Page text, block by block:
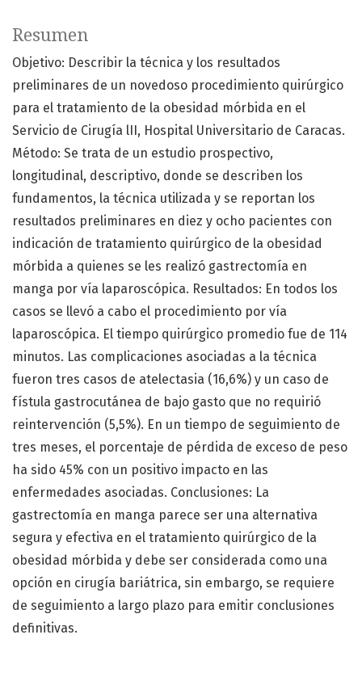
Resumen
Objetivo: Describir la técnica y los resultados
preliminares de un novedoso procedimiento quirúrgico
para el tratamiento de la obesidad mórbida en el
Servicio de Cirugía lII, Hospital Universitario de Caracas.
Método: Se trata de un estudio prospectivo,
longitudinal, descriptivo, donde se describen los
fundamentos, la técnica utilizada y se reportan los
resultados preliminares en diez y ocho pacientes con
indicación de tratamiento quirúrgico de la obesidad
mórbida a quienes se les realizó gastrectomía en
manga por vía laparoscópica. Resultados: En todos los
casos se llevó a cabo el procedimiento por vía
laparoscópica. El tiempo quirúrgico promedio fue de 114
minutos. Las complicaciones asociadas a la técnica
fueron tres casos de atelectasia (16,6%) y un caso de
fístula gastrocutánea de bajo gasto que no requirió
reintervención (5,5%). En un tiempo de seguimiento de
tres meses, el porcentaje de pérdida de exceso de peso
ha sido 45% con un positivo impacto en las
enfermedades asociadas. Conclusiones: La
gastrectomía en manga parece ser una alternativa
segura y efectiva en el tratamiento quirúrgico de la
obesidad mórbida y debe ser considerada como una
opción en cirugía bariátrica, sin embargo, se requiere
de seguimiento a largo plazo para emitir conclusiones
definitivas.